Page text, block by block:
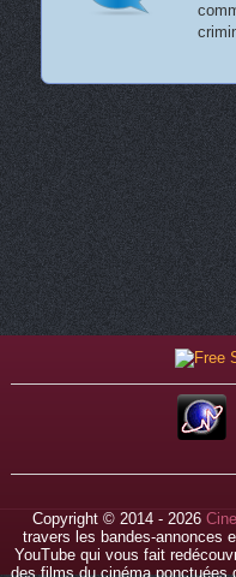
Copyright © 2014 - 2026
travers les bandes-annonces
YouTube qui vous fait
des films du cinéma ponctuées